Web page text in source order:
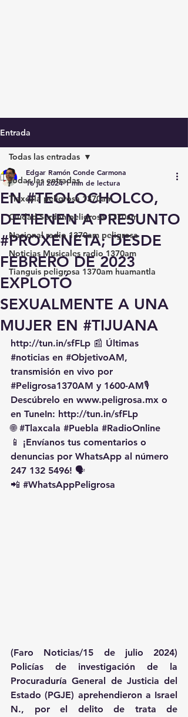
Entrada
Todas las entradas
Tlaxcala peligrosa 1370am
Ciudad Serdán peligrosa 1370am
Nacional radio 1370am peligrosa
Noticias Musicales radio 1370am
Tianguis peligrosa 1370am huamantla
Todas las entradas
EN #TEOLOCHOLCO,
DETIENEN A PRESUNTO
#PROXENETA; DESDE
FEBRERO DE 2023
EXPLOTÓ
SEXUALMENTE A UNA
MUJER EN #TIJUANA
Edgar Ramón Conde Carmona
16 jul 2024 1 min de lectura
http://tun.in/sfFLp 📰 Últimas
#noticias en #ObjetivoAM,
transmisión en vivo por
#Peligrosa1370AM y 1600-AM🎙️
Descúbrelo en www.peligrosa.mx o
en TuneIn: http://tun.in/sfFLp
🌐 #Tlaxcala #Puebla #RadioOnline
📱 ¡Envíanos tus comentarios o
denuncias por WhatsApp al número
247 132 5496! 🗣️
📲 #WhatsAppPeligrosa
(Faro Noticias/15 de julio 2024)
Policías de investigación de la
Procuraduría General de Justicia del
Estado (PGJE) aprehendieron a Israel
N., por el delito de trata de